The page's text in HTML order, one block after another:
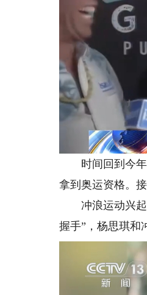
时间回到今年
拿到奥运资格。
冲浪运动兴起
握手”，杨思琪和